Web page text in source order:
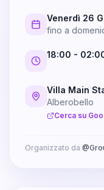
Venerdì 26
fino a
18:00 -
Villa Main
Alberobello
Cerca su
Organizzato da @